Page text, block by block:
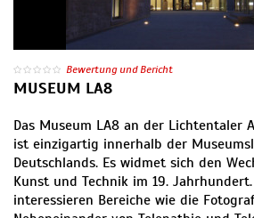
Bewertung und Bericht
MUSEUM LA8
Das Museum LA8 an der Lichtentaler
ist einzigartig innerhalb der
Deutschlands. Es widmet sich den
Kunst und Technik im 19.
interessieren Bereiche wie die